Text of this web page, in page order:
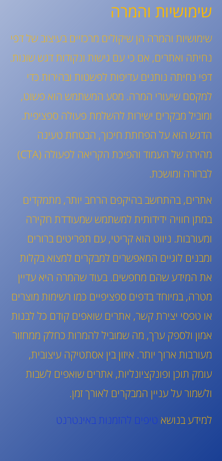
שימושיות והמרה
שימושיות והמרה הן שיקולים מרכזיים בעיצוב של דפי
נחיתה ואתרים, אם כי עם גישות ונקודות דגש שונות.
דפי נחיתה נותנים עדיפות לפשטות ובהירות כדי
למקסם שיעורי המרה. מסע המשתמש הוא פשוט,
ומוביל מבקרים ישירות להשלמת פעולה ספציפית.
הדגש הוא על הפחתת חיכוך, הבטחת טעינה
מהירה של העמוד והפיכת הקריאה לפעולה (CTA)
לברורה ומושכת.
אתרים, בהתחשב בהיקפם הרחב יותר, מתמקדים
במתן חוויה ידידותית למשתמש שמעודדת חקירה
ומעורבות. ניווט הוא קריטי, עם תפריטים ברורים
ומבנים לוגיים המאפשרים למבקרים למצוא בקלות
את המידע שהם מחפשים. בעוד שהמרה היא עדיין
מטרה, במיוחד בדפים ספציפיים כמו רשימות מוצרים
או טפסי יצירת קשר, אתרים שואפים קודם כל לבנות
אמון ולספק ערך, מה שמוביל להמרות כחלק ממחזור
מעורבות ארוך יותר. איזון בין אסתטיקה עיצובית,
עומק תוכן ופונקציונליות, אתרים שואפים לשבות
ולשמור על עניין המבקרים לאורך זמן.
למידע בנושא טיפים להזמנות באינטרנט